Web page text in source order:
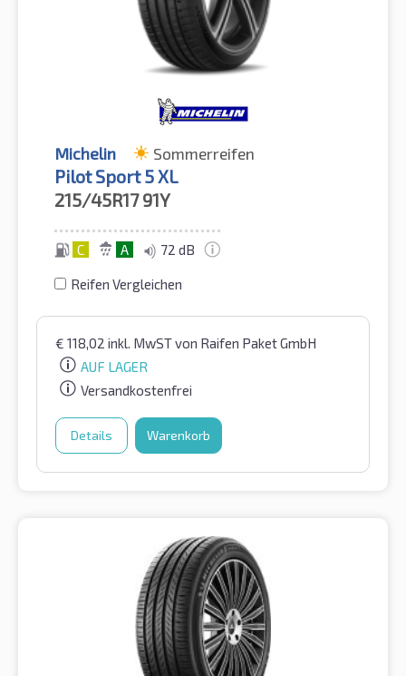
Michelin Sommerreifen
Pilot Sport 5 XL
215/45R17 91Y
C A 72 dB
Reifen Vergleichen
€ 118,02 inkl. MwSTvon Raifen Paket GmbH
AUF LAGER
Versandkostenfrei
Details Warenkorb